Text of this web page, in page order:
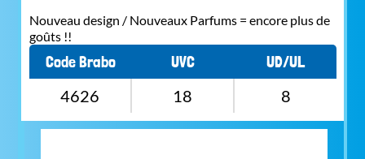
Nouveau design / Nouveaux Parfums = encore plus de
goûts !!
Code Brabo UVC
UD/UL
4626
18 8